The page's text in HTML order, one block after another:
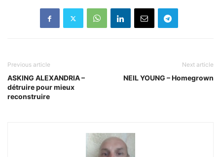
Previous article
ASKING ALEXANDRIA –
détruire pour mieux
reconstruire
Next article
NEIL YOUNG – Homegrown